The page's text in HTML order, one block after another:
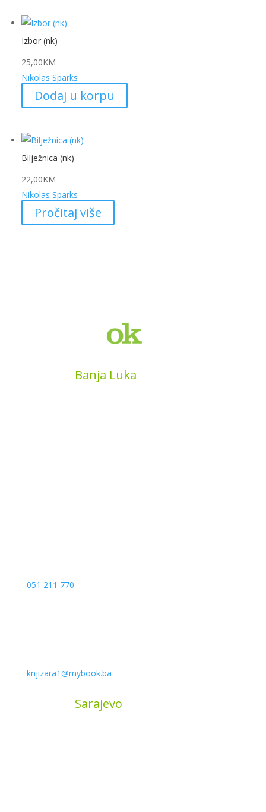
Izbor (nk)
25,00KM
Nikolas Sparks
Dodaj u korpu
Bilježnica (nk)
22,00KM
Nikolas Sparks
Pročitaj više
Banja Luka
051 211 770
knjizara1@mybook.ba
Sarajevo